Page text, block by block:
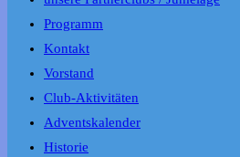
Programm
Kontakt
Vorstand
Club-Aktivitäten
Adventskalender
Historie